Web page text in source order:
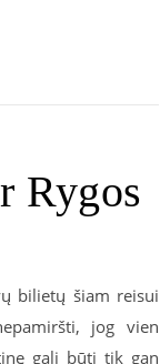
Rygos
bilietų šiam reisui
jog vien
gali būti tik gan